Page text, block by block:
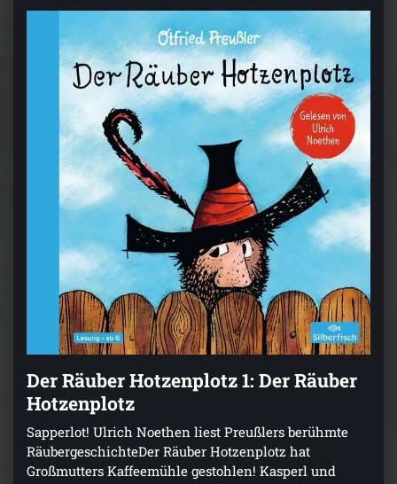
Der Räuber Hotzenplotz 1: Der Räuber
Hotzenplotz
Sapperlot! Ulrich Noethen liest Preußlers berühmte
RäubergeschichteDer Räuber Hotzenplotz hat
Großmutters Kaffeemühle gestohlen! Kasperl und